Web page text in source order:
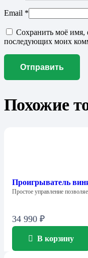
Email *
Сохранить моё имя,
последующих моих
Похожие
Проигрыватель
Простое управление
34 990 ₽
В корзину